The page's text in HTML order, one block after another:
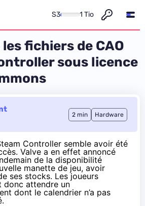
S3 1 Tio
fichiers de CAO
sous licence
2 min Hardware
Controller semble avoir été
Valve a en effet annoncé
de la disponibilité
manette de jeu, avoir
ses stocks. Les joueurs
donc attendre un
dont le calendrier n’a pas